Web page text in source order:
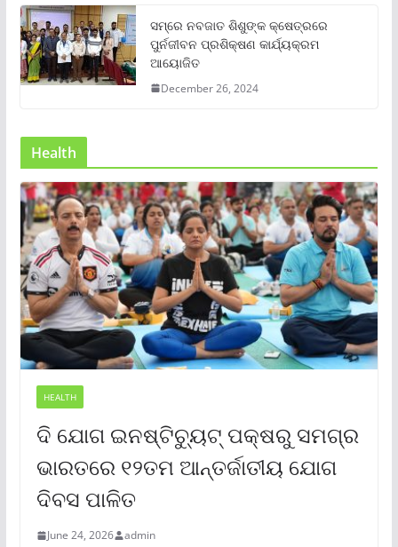
ସମ୍‌ରେ ନବଜାତ ଶିଶୁଙ୍କ କ୍ଷେତ୍ରରେ
ପୁର୍ନଜୀବନ ପ୍ରଶିକ୍ଷଣ କାର୍ଯ୍ୟକ୍ରମ
ଆୟୋଜିତ
December 26, 2024
Health
HEALTH
ଦି ଯୋଗ ଇନଷ୍ଟିଚ୍ୟୁଟ୍ ପକ୍ଷରୁ ସମଗ୍ର
ଭାରତରେ ୧୨ତମ ଆନ୍ତର୍ଜାତୀୟ ଯୋଗ
ଦିବସ ପାଳିତ
June 24, 2026 admin